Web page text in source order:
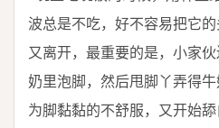
波总是不吃，好不容易把它
又离开，最重要的是，小家
奶里泡脚，然后甩脚丫弄得
为脚黏黏的不舒服，又开始